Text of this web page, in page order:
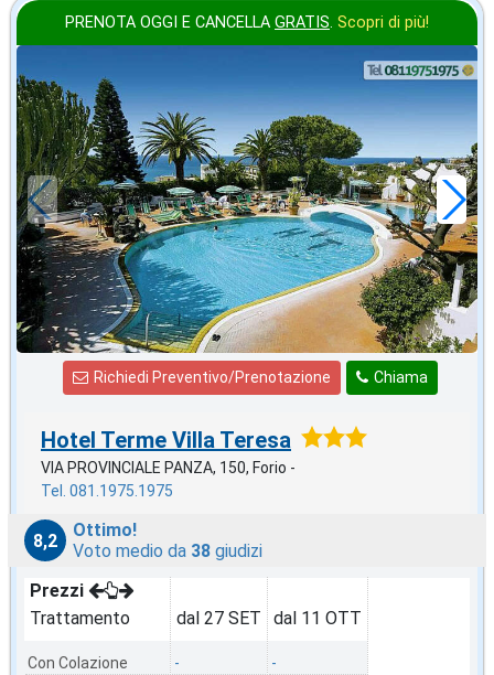
PRENOTA OGGI E CANCELLA GRATIS. Scopri di più!
ottobre
in offerta da
€50,00
a notte
Chiama
Richiedi Preventivo/Prenotazione
Hotel Terme Villa Teresa
VIA PROVINCIALE PANZA, 150, Forio -
Tel. 081.1975.1975
8,2
Ottimo!
Voto medio da 38 giudizi
Prezzi
Trattamento
Con Colazione
dal 27 SET
-
dal 11 OTT
-